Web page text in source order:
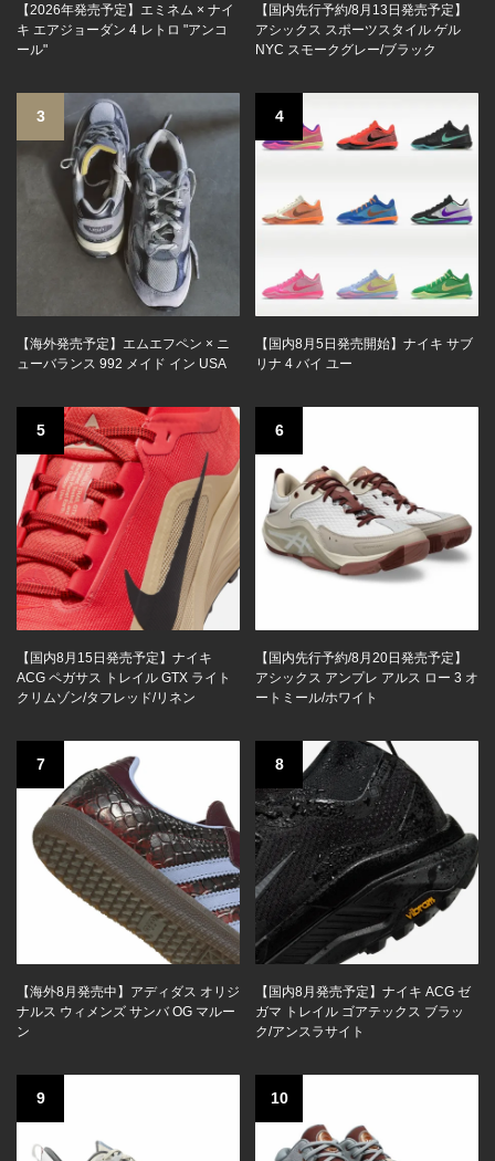
【2026年発売予定】エミネム × ナイ
キ エアジョーダン 4 レトロ "アンコ
ール"
【国内先行予約/8月13日発売予定】
アシックス スポーツスタイル ゲル
NYC スモークグレー/ブラック
3
【海外発売予定】エムエフペン × ニ
ューバランス 992 メイド イン USA
4
【国内8月5日発売開始】ナイキ サブ
リナ 4 バイ ユー
5
【国内8月15日発売予定】ナイキ
ACG ペガサス トレイル GTX ライト
クリムゾン/タフレッド/リネン
6
【国内先行予約/8月20日発売予定】
アシックス アンプレ アルス ロー 3 オ
ートミール/ホワイト
7
【海外8月発売中】アディダス オリジ
ナルス ウィメンズ サンバ OG マルー
ン
8
【国内8月発売予定】ナイキ ACG ゼ
ガマ トレイル ゴアテックス ブラッ
ク/アンスラサイト
9 10